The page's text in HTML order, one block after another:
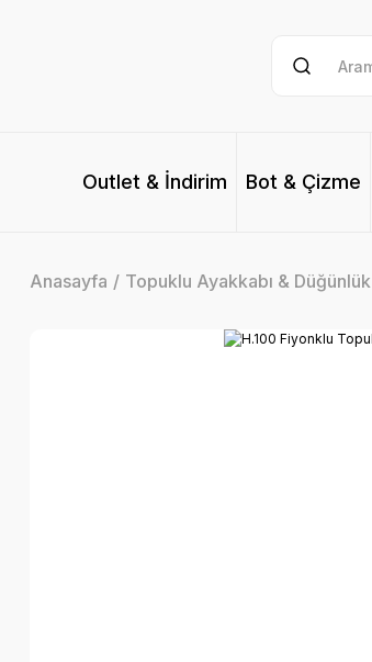
Outlet & İndirim Bot & Çizme
Anasayfa Topuklu Ayakkabı & Düğünlük